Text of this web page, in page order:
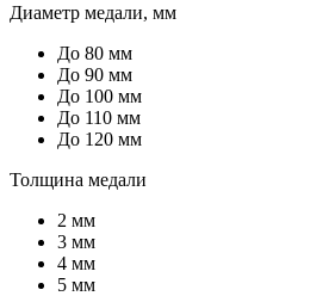
Диаметр медали, мм
До 80 мм
До 90 мм
До 100 мм
До 110 мм
До 120 мм
Толщина медали
2 мм
3 мм
4 мм
5 мм